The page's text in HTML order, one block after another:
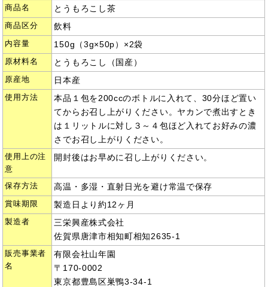
商品名 とうもろこし茶
商品区分 飲料
内容量 150g（3g×50p）×2袋
原材料名 とうもろこし（国産）
原産地 日本産
使用方法
本品１包を200ccのボトルに入れて、30分ほど置い
てからお召し上がりください。ヤカンで煮出すとき
は１リットルに対し３～４包ほど入れてお好みの濃
さでお召し上がりください。
使用上の注
意
開封後はお早めに召し上がりください。
保存方法 高温・多湿・直射日光を避け常温で保存
賞味期限 製造日より約12ヶ月
製造者
三栄興産株式会社
佐賀県唐津市相知町相知2635-1
販売事業者
名
有限会社山年園
〒170-0002
東京都豊島区巣鴨3-34-1